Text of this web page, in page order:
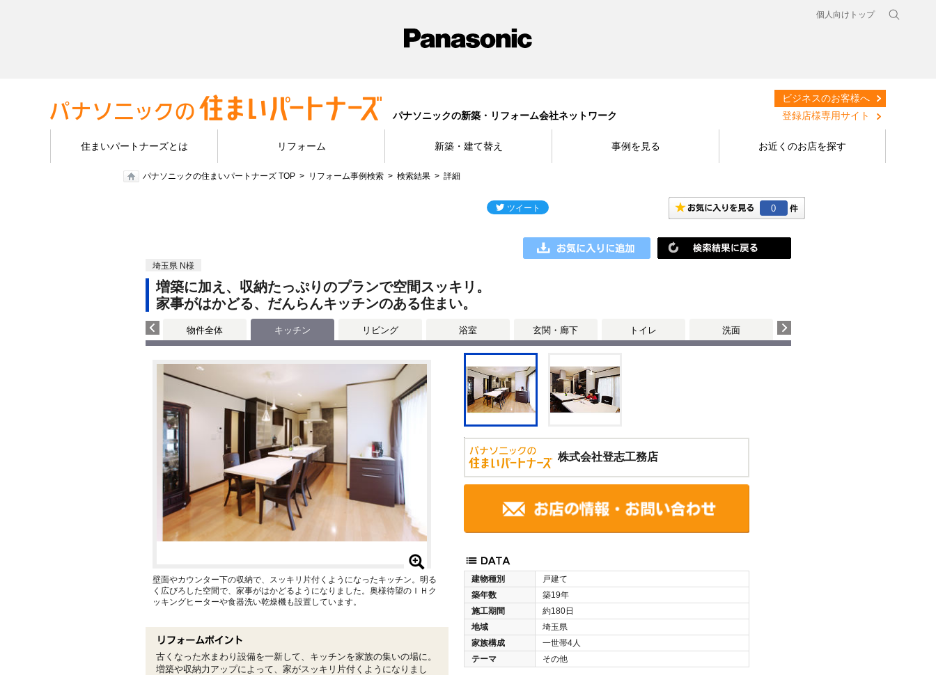
個人向けトップ
パナソニックの新築・リフォーム会社ネットワーク
ビジネスのお客様へ
登録店様専用サイト
住まいパートナーズとは リフォーム 新築・建て替え 事例を見る お近くのお店を探す
パナソニックの住まいパートナーズ TOP リフォーム事例検索 検索結果 詳細
0
埼玉県 N様
増築に加え、収納たっぷりのプランで空間スッキリ。
家事がはかどる、だんらんキッチンのある住まい。
物件全体 キッチン リビング 浴室 玄関・廊下 トイレ 洗面
株式会社登志工務店
建物種別
戸建て
築年数
築19年
施工期間
約180日
地域
埼玉県
家族構成
一世帯4人
テーマ
その他
壁面やカウンター下の収納で、スッキリ片付くようになったキッチン。明る
く広びろした空間で、家事がはかどるようになりました。奥様待望のＩＨク
ッキングヒーターや食器洗い乾燥機も設置しています。
古くなった水まわり設備を一新して、キッチンを家族の集いの場に。
増築や収納力アップによって、家がスッキリ片付くようになりまし